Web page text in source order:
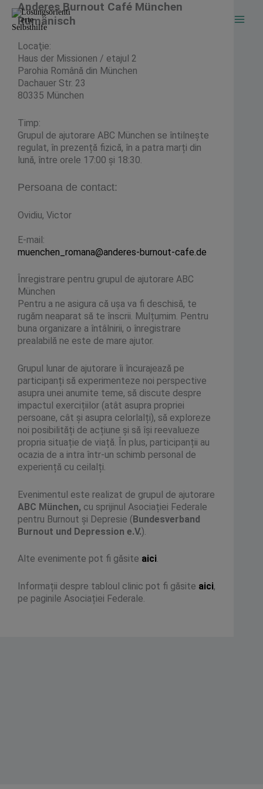
Inhalt
springen
Anderes Burnout Café München
Rumänisch
Locaţie:
Haus der Missionen / etajul 2
Parohia Română din München
Dachauer Str. 23
80335 München
Timp:
Grupul de ajutorare ABC München se întilnește
regulat, în prezență fizică, în a patra marți din
lună, între orele 17:00 și 18:30.
Persoana de contact:
Ovidiu, Victor
E-mail:
muenchen_romana@anderes-burnout-cafe.de
Înregistrare pentru grupul de ajutorare ABC
München
Pentru a ne asigura că ușa va fi deschisă, te
rugăm neaparat să te înscrii. Mulțumim. Pentru
buna organizare a întâlnirii, o înregistrare
prealabilă ne este de mare ajutor.
Grupul lunar de ajutorare îi încurajează pe
participanți să experimenteze noi perspective
asupra unei anumite teme, să discute despre
impactul exercițiilor (atât asupra propriei
persoane, cât și asupra celorlalți), să exploreze
noi posibilități de acțiune și să își reevalueze
propria situație de viață. În plus, participanții au
ocazia de a intra într-un schimb personal de
experiență cu ceilalți.
Evenimentul este realizat de grupul de ajutorare
ABC München, cu sprijinul Asociației Federale
pentru Burnout și Depresie (Bundesverband
Burnout und Depression e.V.).
Alte evenimente pot fi găsite aici.
Informații despre tabloul clinic pot fi găsite aici,
pe paginile Asociației Federale.